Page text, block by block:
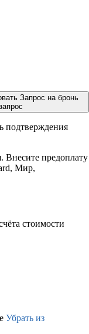
Запрос на бронь
подтверждения
Внесите предоплату
Мир,
стоимости
Убрать из